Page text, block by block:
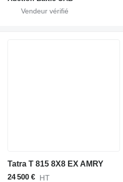
Tatra T 815 8X8 EX AMRY
24 500 € HT